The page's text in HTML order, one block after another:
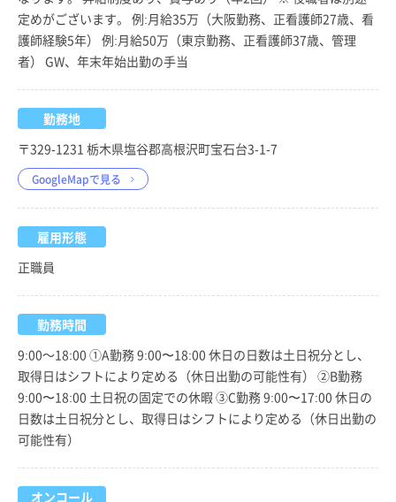
定めがございます。 例:月給35万（大阪勤務、正看護師27歳、看
護師経験5年） 例:月給50万（東京勤務、正看護師37歳、管理
者） GW、年末年始出勤の手当
勤務地
〒329-1231 栃木県塩谷郡高根沢町宝石台3-1-7
GoogleMapで見る
雇用形態
正職員
勤務時間
9:00～18:00 ①A勤務 9:00〜18:00 休日の日数は土日祝分とし、
取得日はシフトにより定める（休日出勤の可能性有） ②B勤務
9:00〜18:00 土日祝の固定での休暇 ③C勤務 9:00〜17:00 休日の
日数は土日祝分とし、取得日はシフトにより定める（休日出勤の
可能性有）
オンコール